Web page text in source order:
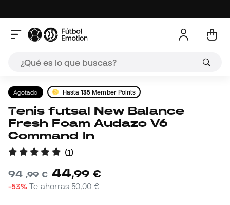
Agotado Hasta135 Member Points
Tenis futsal New Balance
Fresh Foam Audazo V6
Command In
(1)
94,99 € 44,99 €
-53% Te ahorras50,00 €